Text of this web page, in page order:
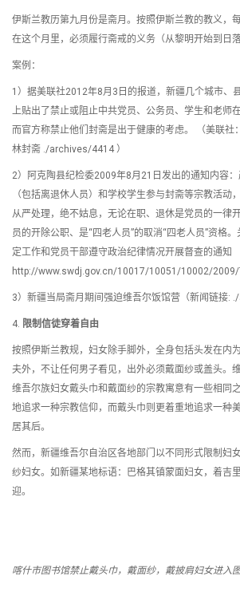
伊斯兰教历第九月份是斋月。按照伊斯兰教的教义，
在这个月里，必须履行斋戒的义务（从黎明开始到日落
案例：
1）据美联社2012年8月3日的报道，新疆几个城市、
上贴出了禁止或阻止中共党员、公务员、学生和老师
而官方称禁止他们封斋是出于健康的考虑。 （美联社
林封斋 ./archives/4414 ）
2）阿克陶县纪检委2009年8月21日发出的通知内容
（包括离退休人员）和学校学生参与封斋等宗教活动
从严处理，绝不姑息，无论在职、退休是党员的一律
员的开除公职、是“四老人员”的取消“四老人员”资格
定工作和党员干部遵守政治纪律情况开展督查的通知
http://www.swdj.gov.cn/10017/10051/10002/2009/
3）新疆当局斋月期间强迫维吾尔饭馆营（新闻链接:
4. 限制信徒穿着自由
按照伊斯兰教规，妇女除手脚外，全身包括头发在内
夫外，不让任何男子看见，出外必须戴面纱或盖头。
维吾尔族妇女戴头巾和戴面纱的宗教寓意有一些相同
地追求一种宗教信仰，而戴头巾则更着重地追求一种
居其后。
然而，新疆维吾尔自治区各地部门以不同形式限制妇
纱妇女。如新疆某地标语：巴格其镇蒙面妇女，着吉
迎。
喀什市图书馆禁止戴头巾，戴面纱，戴披肩妇女进入图